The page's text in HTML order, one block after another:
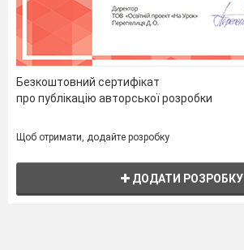
Безкоштовний сертифікат
про публікацію авторської розробки
Щоб отримати, додайте розробку
ДОДАТИ РОЗРОБКУ